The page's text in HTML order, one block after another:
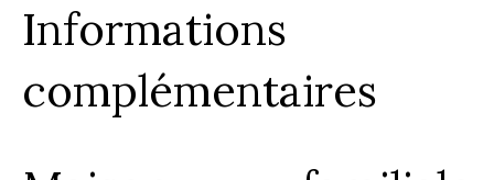
Informations
complémentaires